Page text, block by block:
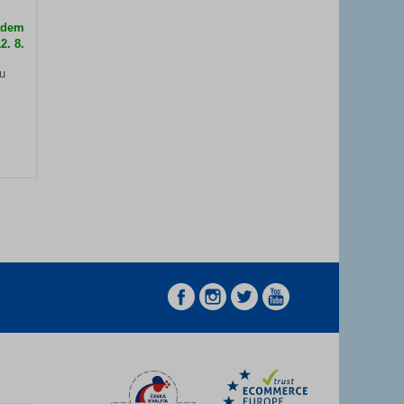
8.